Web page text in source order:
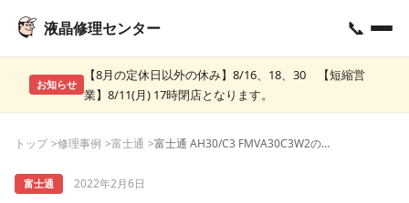
液晶修理センター 📞
お知らせ
【8月の定休日以外の休み】8/16、18、30 【短縮営
業】8/11(月) 17時閉店となります。
トップ 修理事例 富士通 富士通 AH30/C3 FMVA30C3W2の液晶割れ 修理・買取
富士通 2022年2月6日